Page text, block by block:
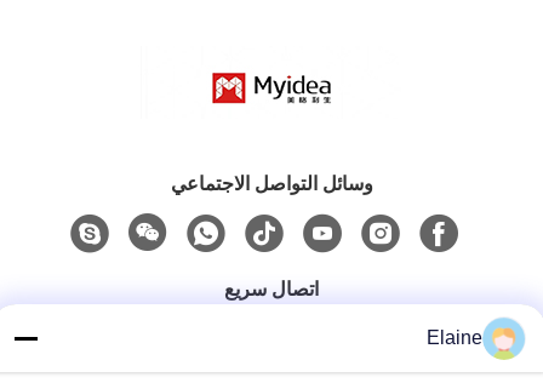
وسائل التواصل الاجتماعي
اتصال سريع
الهاتف
+8613927771320
Elaine